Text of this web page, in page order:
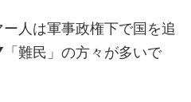
人は軍事政権下で国を追
難民」の方々が多いで